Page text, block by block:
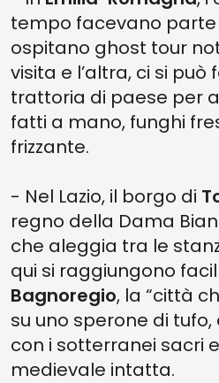
tempo facevano
ospitano ghost tour
visita e l’altra, ci si può
trattoria di paese per
fatti a mano, funghi
frizzante.
- Nel Lazio, il borgo di
regno della Dama
che aleggia tra le
qui si raggiungono
Bagnoregio, la “città
su uno sperone di tufo,
con i sotterranei sacri
medievale intatta.